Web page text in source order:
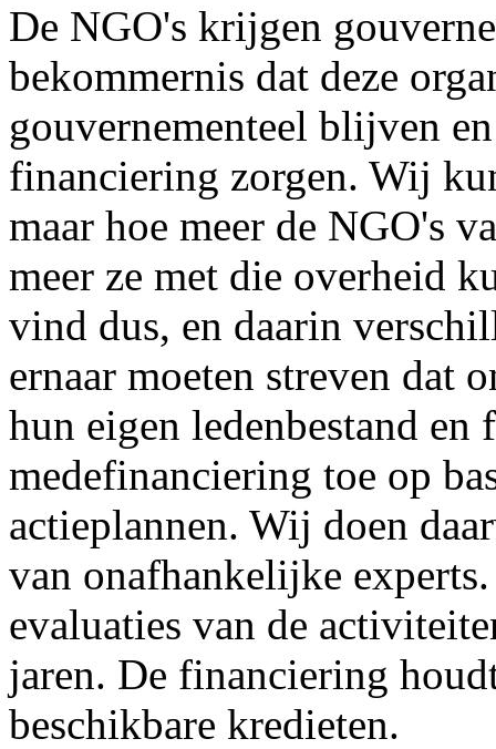
De NGO's krijgen
bekommernis dat deze
gouvernementeel blijven
financiering zorgen. Wij
maar hoe meer de NGO's
meer ze met die overheid
vind dus, en daarin
ernaar moeten streven dat
hun eigen ledenbestand
medefinanciering toe op
actieplannen. Wij doen
van onafhankelijke
evaluaties van de
jaren. De financiering
beschikbare kredieten.